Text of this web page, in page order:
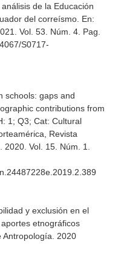
de la Educación
del correísmo. En:
Vol. 53. Núm. 4. Pag.
S0717-
schools: gaps and
contributions from
1; Q3; Cat: Cultural
Revista
. 2020. Vol. 15. Núm. 1.
y exclusión en el
etnográficos
Antropología . 2020